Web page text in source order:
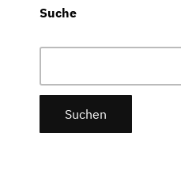
Suche